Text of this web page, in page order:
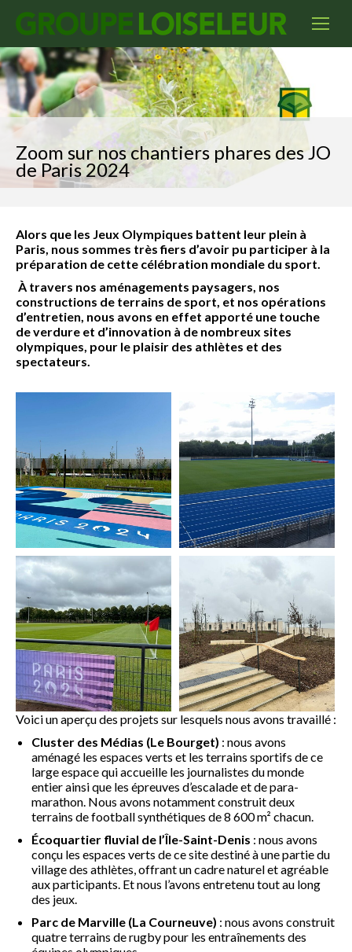
Zoom sur nos chantiers phares des JO
de Paris 2024
Alors que les Jeux Olympiques battent leur plein à
Paris, nous sommes très fiers d’avoir pu participer à la
préparation de cette célébration mondiale du sport.
À travers nos aménagements paysagers, nos
constructions de terrains de sport, et nos opérations
d’entretien, nous avons en effet apporté une touche
de verdure et d’innovation à de nombreux sites
olympiques, pour le plaisir des athlètes et des
spectateurs.
Voici un aperçu des projets sur lesquels nous avons travaillé :
Cluster des Médias (Le Bourget) : nous avons
aménagé les espaces verts et les terrains sportifs de ce
large espace qui accueille les journalistes du monde
entier ainsi que les épreuves d’escalade et de para-
marathon. Nous avons notamment construit deux
terrains de football synthétiques de 8 600 m² chacun.
Écoquartier fluvial de l’Île-Saint-Denis : nous avons
conçu les espaces verts de ce site destiné à une partie du
village des athlètes, offrant un cadre naturel et agréable
aux participants. Et nous l’avons entretenu tout au long
des jeux.
Parc de Marville (La Courneuve) : nous avons construit
quatre terrains de rugby pour les entraînements des